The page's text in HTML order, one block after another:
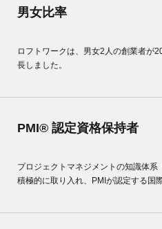
男女比率
ロフトワークは、男女2人の創業者が
長しました。
PMI® 認定資格保持者
プロジェクトマネジメントの知識体系
積極的に取り入れ、PMIが認定する国